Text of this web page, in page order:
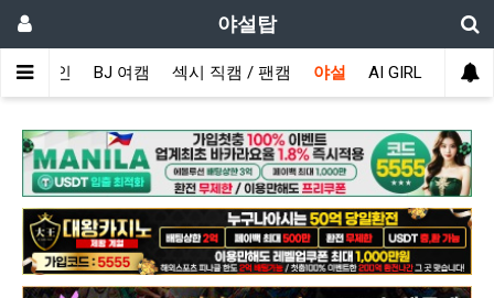
야설탑
메인 BJ 여캠 섹시 직캠 / 팬캠 야설 AI GIRL